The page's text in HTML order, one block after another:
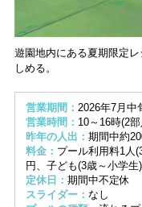
遊園地内にある夏期限定
しめる。
営業期間： 2026年7月中
営業時間： 10～16時(2
昨年の人出： 期間中約
料金： プール利用料1人
円、子ども(3歳～小学生
定休日： 期間中不定休
スライダー： なし